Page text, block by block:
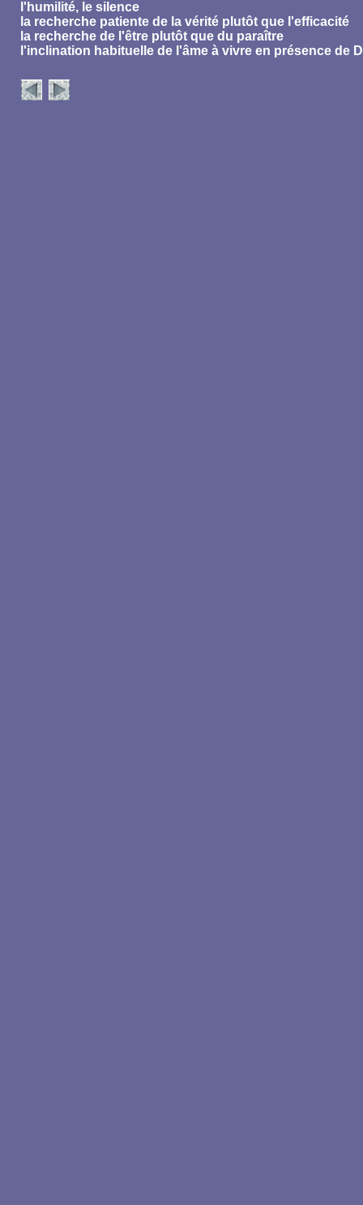
l'humilité, le silence
la recherche patiente de la vérité plutôt que l'efficacité
la recherche de l'être plutôt que du paraître
l'inclination habituelle de l'âme à vivre en présence de